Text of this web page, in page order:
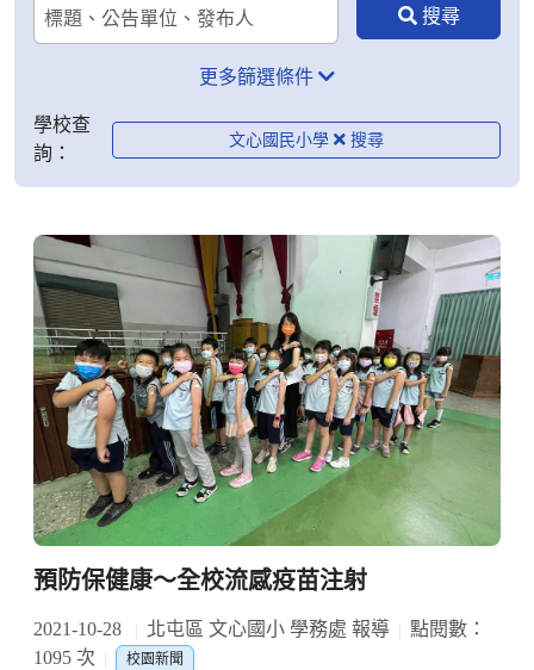
更多篩選條件
學校查
詢：
文心國民小學
預防保健康～全校流感疫苗注射
2021-10-28 北屯區 文心國小 學務處 報導
點閱數：
1095 次
校園新聞